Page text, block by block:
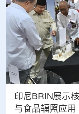
印尼BRIN展示
与食品辐照应用